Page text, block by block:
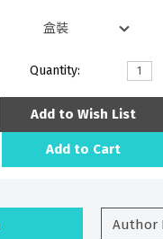
Quantity:
Add to Wish List
Add to Cart
Author